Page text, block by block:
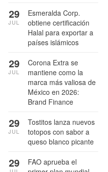
Esmeralda Corp.
obtiene certificación
Halal para exportar a
países islámicos
29
JUL
Corona Extra se
mantiene como la
marca más valiosa de
México en 2026:
Brand Finance
29
JUL
Tostitos lanza nuevos
totopos con sabor a
queso blanco picante
29
JUL
FAO aprueba el
29